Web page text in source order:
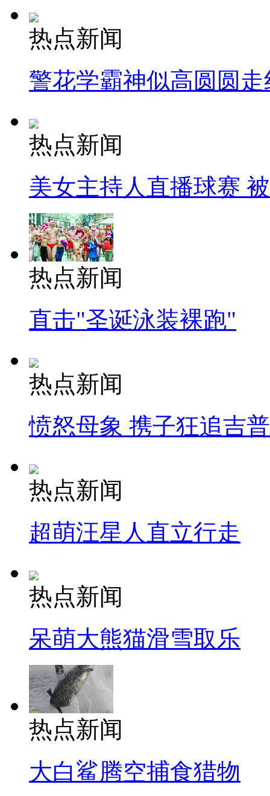
热点新闻
警花学霸神似高圆圆走
热点新闻
美女主持人直播球赛
热点新闻
直击"圣诞泳装裸跑"
热点新闻
愤怒母象 携子狂追吉
热点新闻
超萌汪星人直立行走
热点新闻
呆萌大熊猫滑雪取乐
热点新闻
大白鲨腾空捕食猎物